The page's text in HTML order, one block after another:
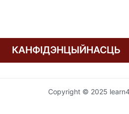
КАНФІДЭНЦЫЙНАСЦЬ
Copyright © 2025